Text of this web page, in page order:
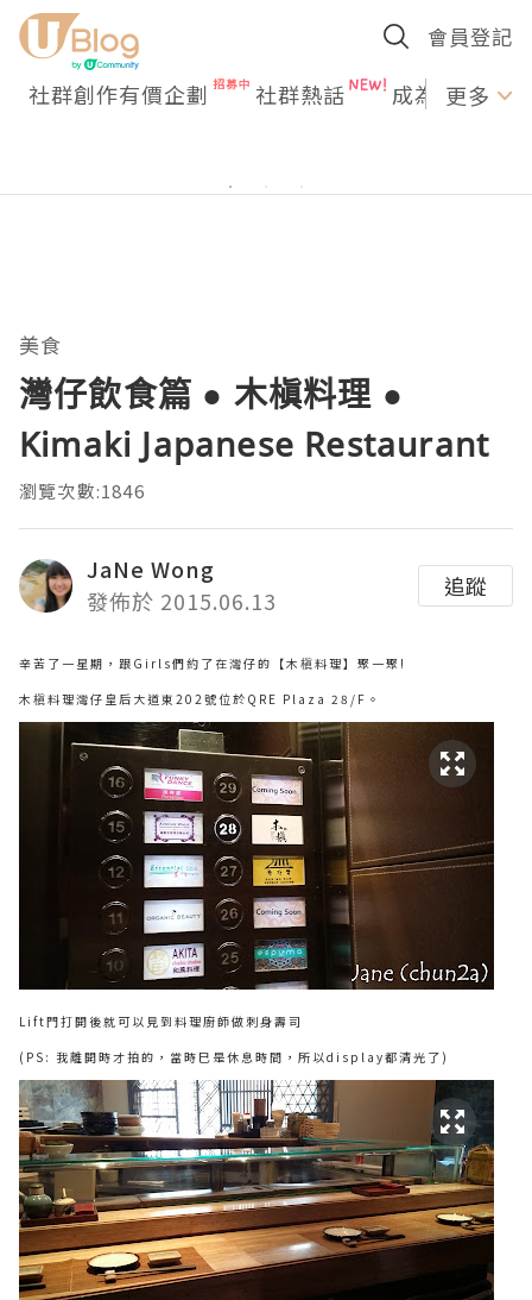
會員登記
社群創作有價企劃 社群熱話 成為U更多
美食
灣仔飲食篇 ● 木槇料理 ●
Kimaki Japanese Restaurant
瀏覽次數:1846
JaNe Wong
發佈於 2015.06.13
追蹤
辛苦了一星期，跟Girls們約了在灣仔的【木槇料理】聚一聚!
木槇料理灣仔皇后大道東202號位於QRE Plaza 28/F。
Lift門打開後就可以見到料理廚師做刺身壽司
(PS: 我離開時才拍的，當時巳是休息時間，所以display都清光了)